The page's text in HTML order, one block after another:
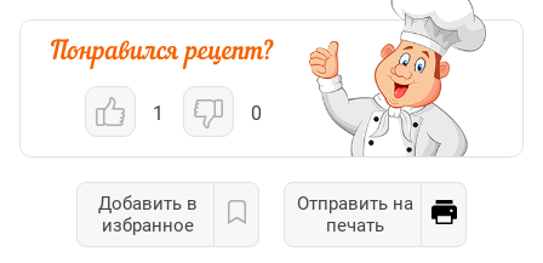
1 0
Добавить в
избранное
Отправить на
печать